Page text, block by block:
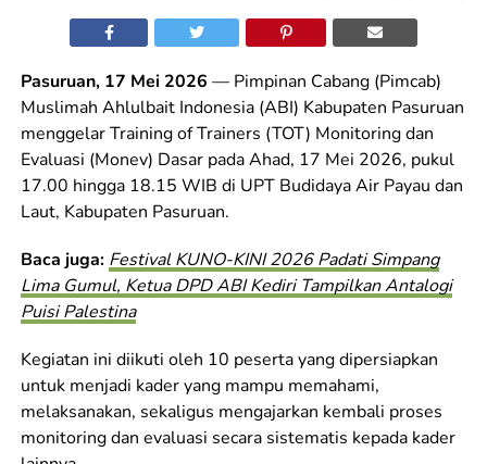
Pasuruan, 17 Mei 2026 — Pimpinan Cabang (Pimcab)
Muslimah Ahlulbait Indonesia (ABI) Kabupaten Pasuruan
menggelar Training of Trainers (TOT) Monitoring dan
Evaluasi (Monev) Dasar pada Ahad, 17 Mei 2026, pukul
17.00 hingga 18.15 WIB di UPT Budidaya Air Payau dan
Laut, Kabupaten Pasuruan.
Baca juga: Festival KUNO-KINI 2026 Padati Simpang
Lima Gumul, Ketua DPD ABI Kediri Tampilkan Antalogi
Puisi Palestina
Kegiatan ini diikuti oleh 10 peserta yang dipersiapkan
untuk menjadi kader yang mampu memahami,
melaksanakan, sekaligus mengajarkan kembali proses
monitoring dan evaluasi secara sistematis kepada kader